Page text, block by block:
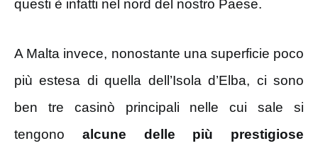
questi è infatti nel nord del nostro Paese.
A Malta invece, nonostante una superficie poco
più estesa di quella dell’Isola d’Elba, ci sono
ben tre casinò principali nelle cui sale si
tengono alcune delle più prestigiose